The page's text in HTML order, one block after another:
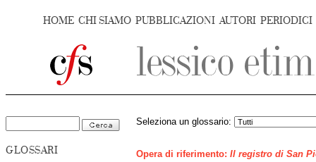
HOME CHI SIAMO PUBBLICAZIONI AUTORI PERIODICI
GLOSSARI
Seleziona un glossario:
Opera di riferimento: Il registro di San